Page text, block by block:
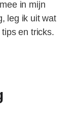
in mijn
leg ik uit wat
en tricks.